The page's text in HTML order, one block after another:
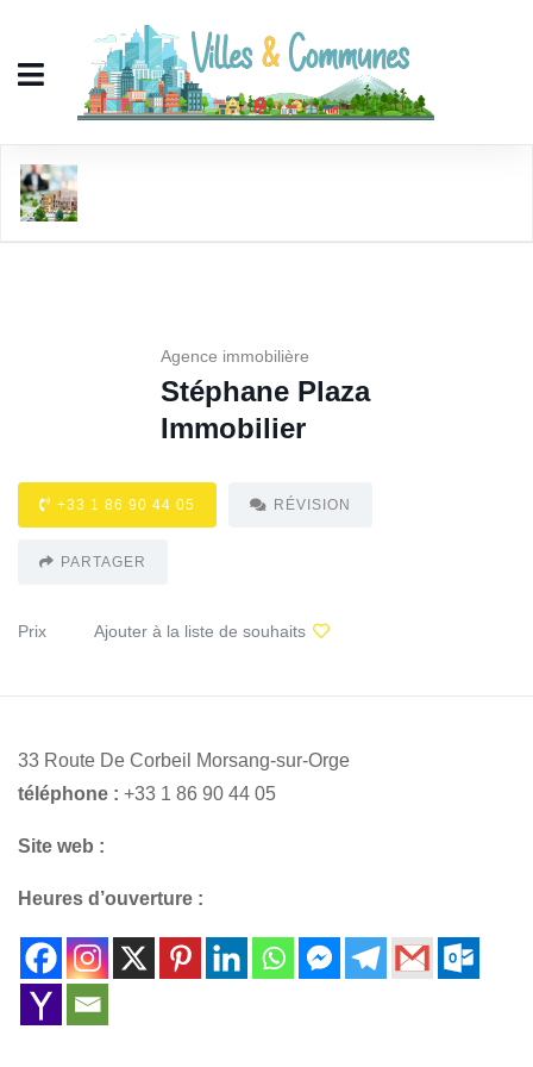
Agence immobilière
Stéphane Plaza
Immobilier
+33 1 86 90 44 05 RÉVISION
PARTAGER
Prix Ajouter à la liste de souhaits
33 Route De Corbeil Morsang-sur-Orge
téléphone : +33 1 86 90 44 05
Site web :
Heures d’ouverture :